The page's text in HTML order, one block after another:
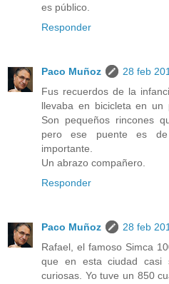
es público.
Responder
Paco Muñoz
28 feb
Fus recuerdos de la
llevaba en bicicleta en un
Son pequeños rincones
pero ese puente es
importante.
Un abrazo compañero.
Responder
Paco Muñoz
28 feb
Rafael, el famoso Simca
que en esta ciudad casi
curiosas. Yo tuve un 850